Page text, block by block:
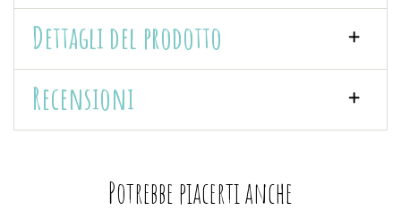
Dettagli del prodotto
Recensioni
Potrebbe piacerti anche